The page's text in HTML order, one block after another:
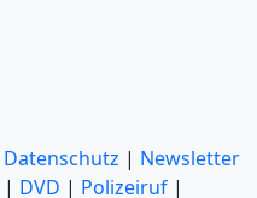
Datenschutz | Newsletter
| DVD | Polizeiruf |